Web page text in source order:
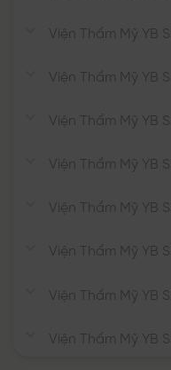
Viện Thẩm Mỹ YB
Viện Thẩm Mỹ YB
Viện Thẩm Mỹ YB
Viện Thẩm Mỹ YB
Viện Thẩm Mỹ YB
Viện Thẩm Mỹ YB
Viện Thẩm Mỹ YB
Viện Thẩm Mỹ YB